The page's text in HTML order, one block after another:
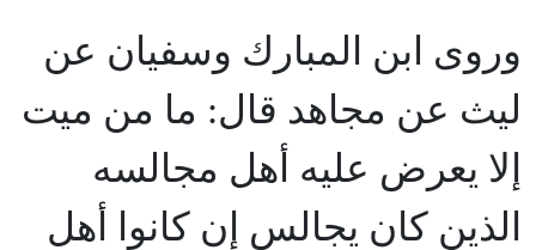
وروى ابن المبارك وسفيان عن
ليث عن مجاهد قال: ما من ميت
إلا يعرض عليه أهل مجالسه
الذين كان يجالس إن كانوا أهل